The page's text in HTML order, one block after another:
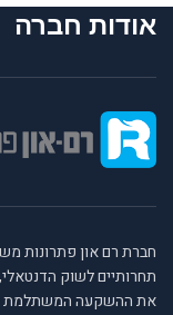
אודות חברה
חברת רם און פתרונות
תחרותיים לשוק
את ההשקעה המשתלמת